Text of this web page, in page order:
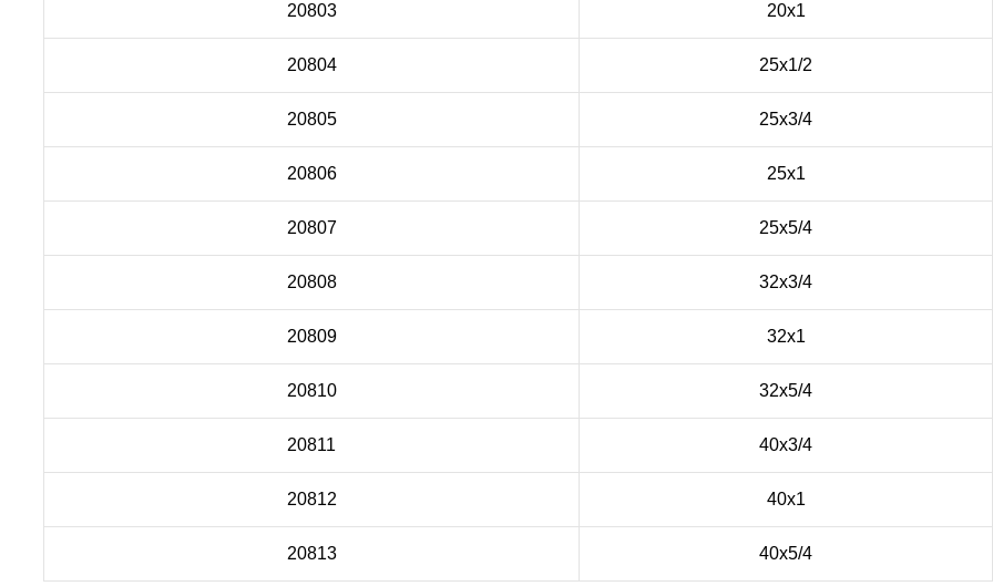
20803 20х1
20804 25х1/2
20805 25х3/4
20806 25х1
20807 25х5/4
20808 32х3/4
20809 32х1
20810 32х5/4
20811 40х3/4
20812 40х1
20813 40х5/4